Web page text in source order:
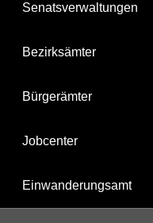
Senatsverwaltungen
Bezirksämter
Bürgerämter
Jobcenter
Einwanderungsamt